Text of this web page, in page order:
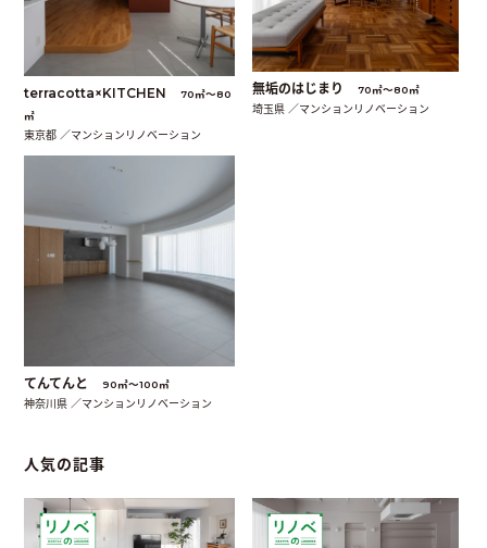
terracotta×KITCHEN
70㎡〜80
㎡
東京都 ／マンションリノベーション
無垢のはじまり 70㎡〜80㎡
埼玉県 ／マンションリノベーション
てんてんと 90㎡〜100㎡
神奈川県 ／マンションリノベーション
人気の記事